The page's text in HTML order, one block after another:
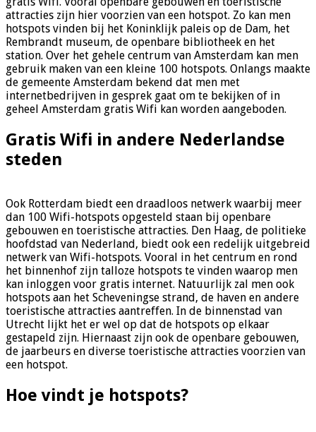
attracties zijn hier voorzien van een hotspot. Zo kan men
hotspots vinden bij het Koninklijk paleis op de Dam, het
Rembrandt museum, de openbare bibliotheek en het
station. Over het gehele centrum van Amsterdam kan men
gebruik maken van een kleine 100 hotspots. Onlangs maakte
de gemeente Amsterdam bekend dat men met
internetbedrijven in gesprek gaat om te bekijken of in
geheel Amsterdam gratis Wifi kan worden aangeboden.
Gratis Wifi in andere Nederlandse
steden
Ook Rotterdam biedt een draadloos netwerk waarbij meer
dan 100 Wifi-hotspots opgesteld staan bij openbare
gebouwen en toeristische attracties. Den Haag, de politieke
hoofdstad van Nederland, biedt ook een redelijk uitgebreid
netwerk van Wifi-hotspots. Vooral in het centrum en rond
het binnenhof zijn talloze hotspots te vinden waarop men
kan inloggen voor gratis internet. Natuurlijk zal men ook
hotspots aan het Scheveningse strand, de haven en andere
toeristische attracties aantreffen. In de binnenstad van
Utrecht lijkt het er wel op dat de hotspots op elkaar
gestapeld zijn. Hiernaast zijn ook de openbare gebouwen,
de jaarbeurs en diverse toeristische attracties voorzien van
een hotspot.
Hoe vindt je hotspots?